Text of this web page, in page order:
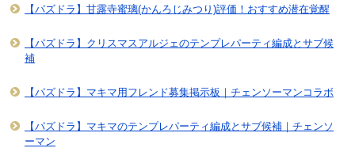
【パズドラ】甘露寺蜜璃(かんろじみつり)評価！おすすめ潜在覚醒
【パズドラ】クリスマスアルジェのテンプレパーティ編成とサブ候
補
【パズドラ】マキマ用フレンド募集掲示板｜チェンソーマンコラボ
【パズドラ】マキマのテンプレパーティ編成とサブ候補｜チェンソ
ーマン